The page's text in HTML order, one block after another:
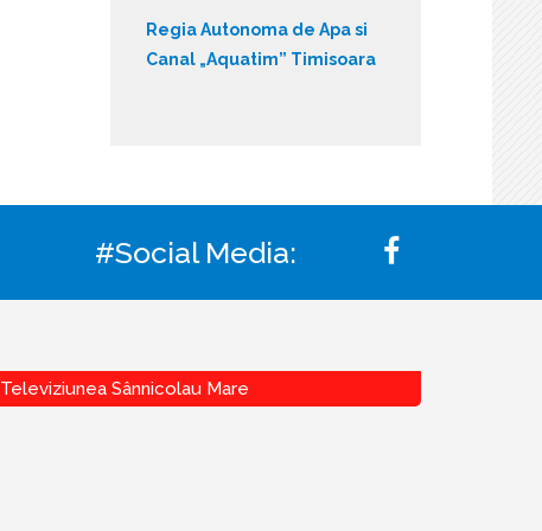
Regia Autonoma de Apa si
Canal „Aquatim” Timisoara
#Social Media:
Televiziunea Sânnicolau Mare